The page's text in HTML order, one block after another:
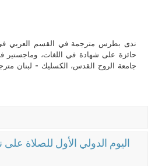
ندى بطرس مترجمة في القسم العربي في
حائزة على شهادة في اللغات، وماجستير
جامعة الروح القدس، الكسليك - لبنان
اليوم الدولي الأول للصلاة على